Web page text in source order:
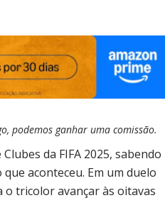
podemos ganhar uma comissão.
da FIFA 2025, sabendo
aconteceu. Em um duelo
o tricolor avançar às oitavas